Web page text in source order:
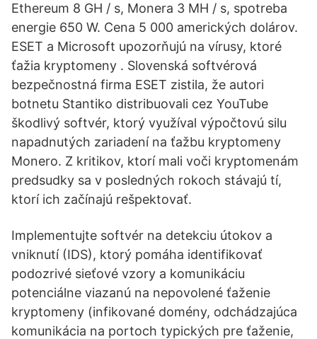
Ethereum 8 GH / s, Monera 3 MH / s, spotreba
energie 650 W. Cena 5 000 amerických dolárov.
ESET a Microsoft upozorňujú na vírusy, ktoré
ťažia kryptomeny . Slovenská softvérová
bezpečnostná firma ESET zistila, že autori
botnetu Stantiko distribuovali cez YouTube
škodlivý softvér, ktorý využíval výpočtovú silu
napadnutých zariadení na ťažbu kryptomeny
Monero. Z kritikov, ktorí mali voči kryptomenám
predsudky sa v posledných rokoch stávajú tí,
ktorí ich začínajú rešpektovať.
Implementujte softvér na detekciu útokov a
vniknutí (IDS), ktorý pomáha identifikovať
podozrivé sieťové vzory a komunikáciu
potenciálne viazanú na nepovolené ťaženie
kryptomeny (infikované domény, odchádzajúca
komunikácia na portoch typických pre ťaženie,